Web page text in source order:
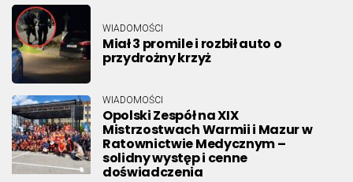
WIADOMOŚCI
Miał 3 promile i rozbił auto o
przydrożny krzyż
WIADOMOŚCI
Opolski Zespół na XIX
Mistrzostwach Warmii i Mazur w
Ratownictwie Medycznym –
solidny występ i cenne
doświadczenia